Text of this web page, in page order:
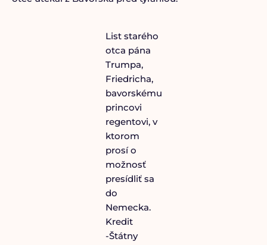
List starého
otca pána
Trumpa,
Friedricha,
bavorskému
princovi
regentovi, v
ktorom
prosí o
možnosť
presídliť sa
do
Nemecka.
Kredit
-Štátny